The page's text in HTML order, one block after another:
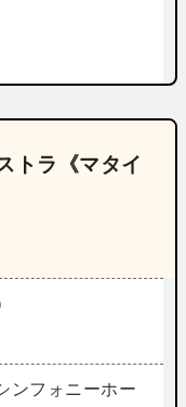
トラ《マタイ
ンフォニーホー